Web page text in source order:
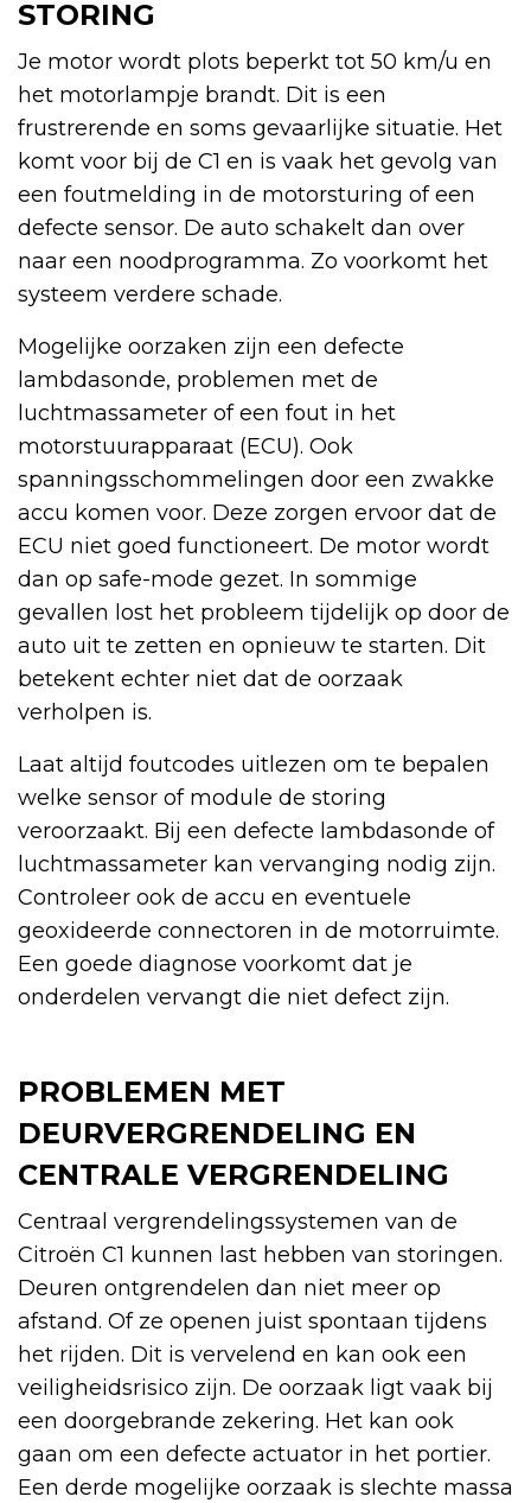
STORING
Je motor wordt plots beperkt tot 50 km/u en
het motorlampje brandt. Dit is een
frustrerende en soms gevaarlijke situatie. Het
komt voor bij de C1 en is vaak het gevolg van
een foutmelding in de motorsturing of een
defecte sensor. De auto schakelt dan over
naar een noodprogramma. Zo voorkomt het
systeem verdere schade.
Mogelijke oorzaken zijn een defecte
lambdasonde, problemen met de
luchtmassameter of een fout in het
motorstuurapparaat (ECU). Ook
spanningsschommelingen door een zwakke
accu komen voor. Deze zorgen ervoor dat de
ECU niet goed functioneert. De motor wordt
dan op safe-mode gezet. In sommige
gevallen lost het probleem tijdelijk op door de
auto uit te zetten en opnieuw te starten. Dit
betekent echter niet dat de oorzaak
verholpen is.
Laat altijd foutcodes uitlezen om te bepalen
welke sensor of module de storing
veroorzaakt. Bij een defecte lambdasonde of
luchtmassameter kan vervanging nodig zijn.
Controleer ook de accu en eventuele
geoxideerde connectoren in de motorruimte.
Een goede diagnose voorkomt dat je
onderdelen vervangt die niet defect zijn.
PROBLEMEN MET
DEURVERGRENDELING EN
CENTRALE VERGRENDELING
Centraal vergrendelingssystemen van de
Citroën C1 kunnen last hebben van storingen.
Deuren ontgrendelen dan niet meer op
afstand. Of ze openen juist spontaan tijdens
het rijden. Dit is vervelend en kan ook een
veiligheidsrisico zijn. De oorzaak ligt vaak bij
een doorgebrande zekering. Het kan ook
gaan om een defecte actuator in het portier.
Een derde mogelijke oorzaak is slechte massa